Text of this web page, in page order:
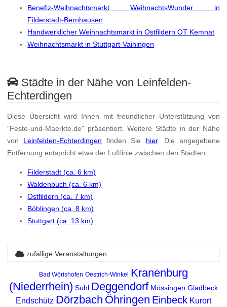
Benefiz-Weihnachtsmarkt WeihnachtsWunder in
Filderstadt-Bernhausen
Handwerklicher Weihnachtsmarkt in Ostfildern OT Kemnat
Weihnachtsmarkt in Stuttgart-Vaihingen
Städte in der Nähe von Leinfelden-
Echterdingen
Diese Übersicht wird Ihnen mit freundlicher Unterstützung von
"Feste-und-Maerkte.de" präsentiert. Weitere Städte in der Nähe
von Leinfelden-Echterdingen finden Sie hier. Die angegebene
Entfernung entspricht etwa der Luftlinie zwischen den Städten.
Filderstadt (ca. 6 km)
Waldenbuch (ca. 6 km)
Ostfildern (ca. 7 km)
Böblingen (ca. 8 km)
Stuttgart (ca. 13 km)
zufällige Veranstaltungen
Bad Wörishofen Oestrich-Winkel
Kranenburg
(Niederrhein) Suhl Deggendorf Mössingen Gladbeck
Endschütz Dörzbach Öhringen Einbeck Kurort